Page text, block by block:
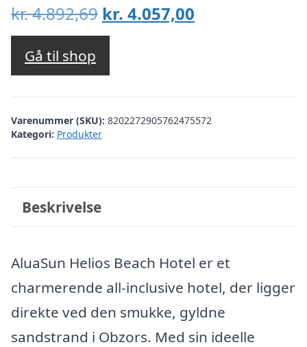
kr.4.892,69 Den
oprindelige
var:
kr. 4.892,69.
kr. 4.057,00
kr. 4.057,00.
Gå til shop
Varenummer (SKU): 8202272905762475572
Kategori: Produkter
Beskrivelse
AluaSun Helios Beach Hotel er et
charmerende all-inclusive hotel, der ligger
direkte ved den smukke, gyldne
sandstrand i Obzors. Med sin ideelle